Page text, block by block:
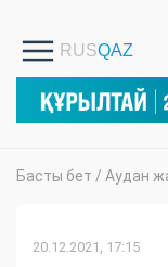
Басты бет / Аудан
20.12.2021, 17:15